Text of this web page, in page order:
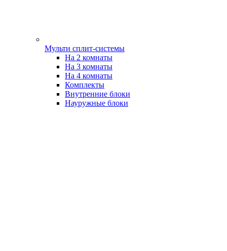
Мульти сплит-системы
На 2 комнаты
На 3 комнаты
На 4 комнаты
Комплекты
Внутренние блоки
Науружные блоки